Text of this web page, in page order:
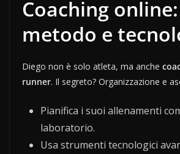
Coaching online:
metodo e
Diego non è solo atleta, ma anche
runner. Il segreto? Organizzazione e
Pianifica i suoi allenamenti
laboratorio.
Usa strumenti tecnologici